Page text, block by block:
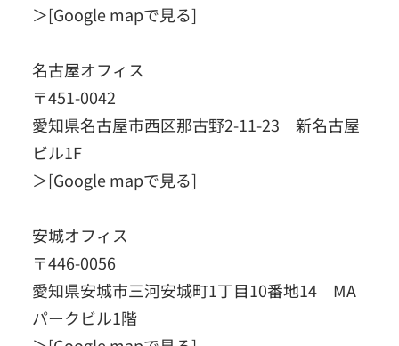
＞[Google mapで見る]
名古屋オフィス
〒451-0042
愛知県名古屋市西区那古野2-11-23 新名古屋
ビル1F
＞[Google mapで見る]
安城オフィス
〒446-0056
愛知県安城市三河安城町1丁目10番地14 MA
パークビル1階